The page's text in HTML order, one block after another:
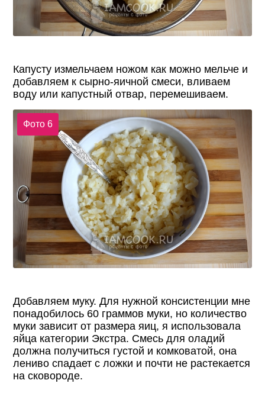
Капусту измельчаем ножом как можно мельче и
добавляем к сырно-яичной смеси, вливаем
воду или капустный отвар, перемешиваем.
Фото 6
Добавляем муку. Для нужной консистенции мне
понадобилось 60 граммов муки, но количество
муки зависит от размера яиц, я использовала
яйца категории Экстра. Смесь для оладий
должна получиться густой и комковатой, она
лениво спадает с ложки и почти не растекается
на сковороде.